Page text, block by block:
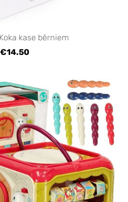
kase bērniem
€14.50